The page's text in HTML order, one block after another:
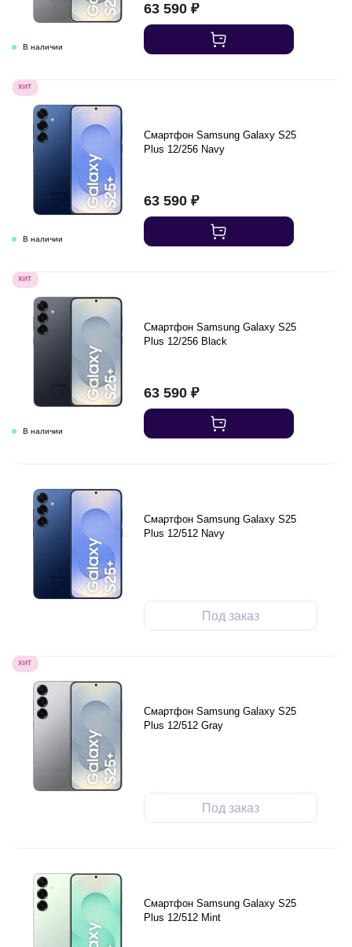
63 590₽
ХИТ
Смартфон Samsung Galaxy S25
Plus 12/256 Navy
63 590₽
ХИТ
Смартфон Samsung Galaxy S25
Plus 12/256 Black
63 590₽
Смартфон Samsung Galaxy S25
Plus 12/512 Navy
Под заказ
ХИТ
Смартфон Samsung Galaxy S25
Plus 12/512 Gray
Под заказ
Смартфон Samsung Galaxy S25
Plus 12/512 Mint